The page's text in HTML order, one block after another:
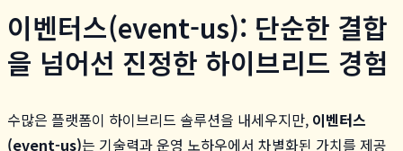
이벤터스(event-us): 단순한 결합
을 넘어선 진정한 하이브리드 경험
수많은 플랫폼이 하이브리드 솔루션을 내세우지만, 이벤터스
(event-us)는 기술력과 운영 노하우에서 차별화된 가치를 제공